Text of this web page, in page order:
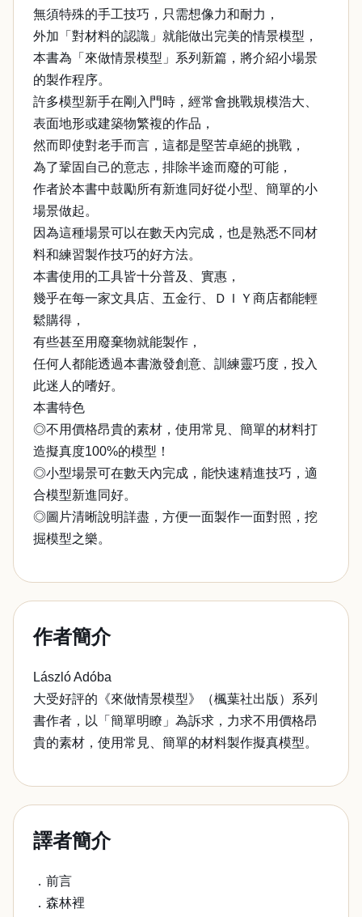
無須特殊的手工技巧，只需想像力和耐力，
外加「對材料的認識」就能做出完美的情景模型，
本書為「來做情景模型」系列新篇，將介紹小場景
的製作程序。
許多模型新手在剛入門時，經常會挑戰規模浩大、
表面地形或建築物繁複的作品，
然而即使對老手而言，這都是堅苦卓絕的挑戰，
為了鞏固自己的意志，排除半途而廢的可能，
作者於本書中鼓勵所有新進同好從小型、簡單的小
場景做起。
因為這種場景可以在數天內完成，也是熟悉不同材
料和練習製作技巧的好方法。
本書使用的工具皆十分普及、實惠，
幾乎在每一家文具店、五金行、ＤＩＹ商店都能輕
鬆購得，
有些甚至用廢棄物就能製作，
任何人都能透過本書激發創意、訓練靈巧度，投入
此迷人的嗜好。
本書特色
◎不用價格昂貴的素材，使用常見、簡單的材料打
造擬真度100%的模型！
◎小型場景可在數天內完成，能快速精進技巧，適
合模型新進同好。
◎圖片清晰說明詳盡，方便一面製作一面對照，挖
掘模型之樂。
作者簡介
László Adóba
大受好評的《來做情景模型》（楓葉社出版）系列
書作者，以「簡單明瞭」為訴求，力求不用價格昂
貴的素材，使用常見、簡單的材料製作擬真模型。
譯者簡介
．前言
．森林裡